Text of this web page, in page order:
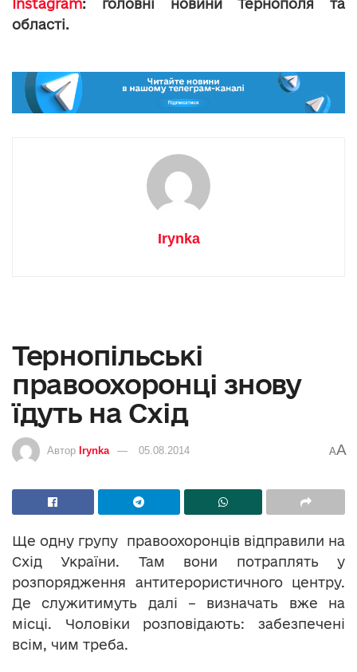
Instagram: головні новини Тернополя та
області.
Irynka
Тернопільські
правоохоронці знову
їдуть на Схід
Автор Irynka 05.08.2014 AA
Ще одну групу правоохоронців відправили на
Схід України. Там вони потраплять у
розпорядження антитерористичного центру.
Де служитимуть далі – визначать вже на
місці. Чоловіки розповідають: забезпечені
всім, чим треба.